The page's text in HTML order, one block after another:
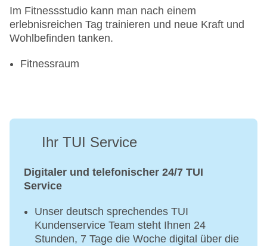
Im Fitnessstudio kann man nach einem
erlebnisreichen Tag trainieren und neue Kraft und
Wohlbefinden tanken.
Fitnessraum
Ihr TUI Service
Digitaler und telefonischer 24/7 TUI
Service
Unser deutsch sprechendes TUI
Kundenservice Team steht Ihnen 24
Stunden, 7 Tage die Woche digital über die